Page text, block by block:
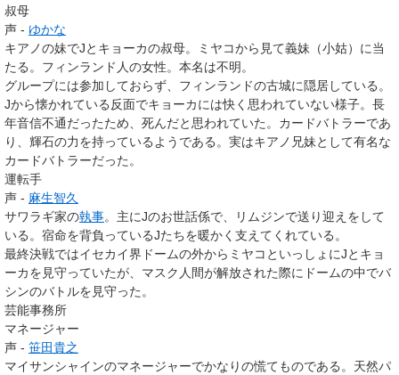
叔母
声 - ゆかな
キアノの妹でJとキョーカの叔母。ミヤコから見て義妹（小姑）に当
たる。フィンランド人の女性。本名は不明。
グループには参加しておらず、フィンランドの古城に隠居している。
Jから懐かれている反面でキョーカには快く思われていない様子。長
年音信不通だったため、死んだと思われていた。カードバトラーであ
り、輝石の力を持っているようである。実はキアノ兄妹として有名な
カードバトラーだった。
運転手
声 - 麻生智久
サワラギ家の執事。主にJのお世話係で、リムジンで送り迎えをして
いる。宿命を背負っているJたちを暖かく支えてくれている。
最終決戦ではイセカイ界ドームの外からミヤコといっしょにJとキョ
ーカを見守っていたが、マスク人間が解放された際にドームの中でバ
シンのバトルを見守った。
芸能事務所
マネージャー
声 - 笹田貴之
マイサンシャインのマネージャーでかなりの慌てものである。天然パ